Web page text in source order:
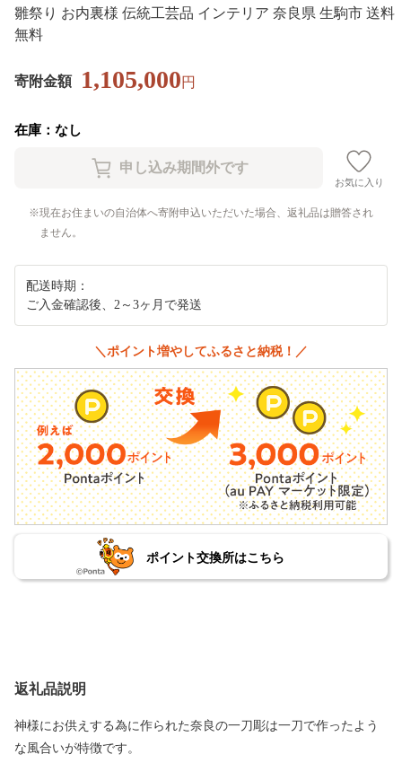
雛祭り お内裏様 伝統工芸品 インテリア 奈良県 生駒市 送料
無料
寄附金額 1,105,000円
在庫：なし
お気に入り
現在お住まいの自治体へ寄附申込いただいた場合、返礼品は贈答され
ません。
配送時期：
ご入金確認後、2～3ヶ月で発送
＼ポイント増やしてふるさと納税！／
ポイント交換所はこちら
返礼品説明
神様にお供えする為に作られた奈良の一刀彫は一刀で作ったよう
な風合いが特徴です。